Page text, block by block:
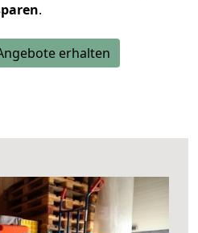
.
erhalten